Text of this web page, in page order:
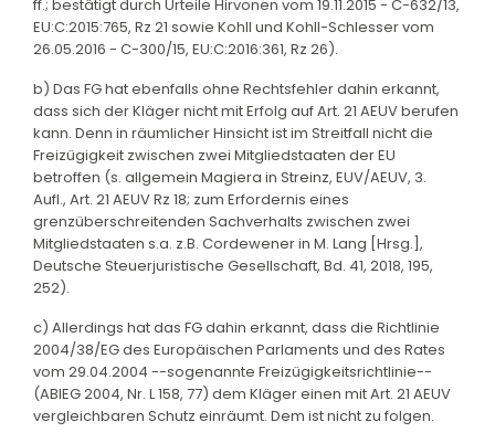
ff.; bestätigt durch Urteile Hirvonen vom 19.11.2015 - C-632/13,
EU:C:2015:765, Rz 21 sowie Kohll und Kohll-Schlesser vom
26.05.2016 - C-300/15, EU:C:2016:361, Rz 26).
b) Das FG hat ebenfalls ohne Rechtsfehler dahin erkannt,
dass sich der Kläger nicht mit Erfolg auf Art. 21 AEUV berufen
kann. Denn in räumlicher Hinsicht ist im Streitfall nicht die
Freizügigkeit zwischen zwei Mitgliedstaaten der EU
betroffen (s. allgemein Magiera in Streinz, EUV/AEUV, 3.
Aufl., Art. 21 AEUV Rz 18; zum Erfordernis eines
grenzüberschreitenden Sachverhalts zwischen zwei
Mitgliedstaaten s.a. z.B. Cordewener in M. Lang [Hrsg.],
Deutsche Steuerjuristische Gesellschaft, Bd. 41, 2018, 195,
252).
c) Allerdings hat das FG dahin erkannt, dass die Richtlinie
2004/38/EG des Europäischen Parlaments und des Rates
vom 29.04.2004 --sogenannte Freizügigkeitsrichtlinie--
(ABlEG 2004, Nr. L 158, 77) dem Kläger einen mit Art. 21 AEUV
vergleichbaren Schutz einräumt. Dem ist nicht zu folgen.